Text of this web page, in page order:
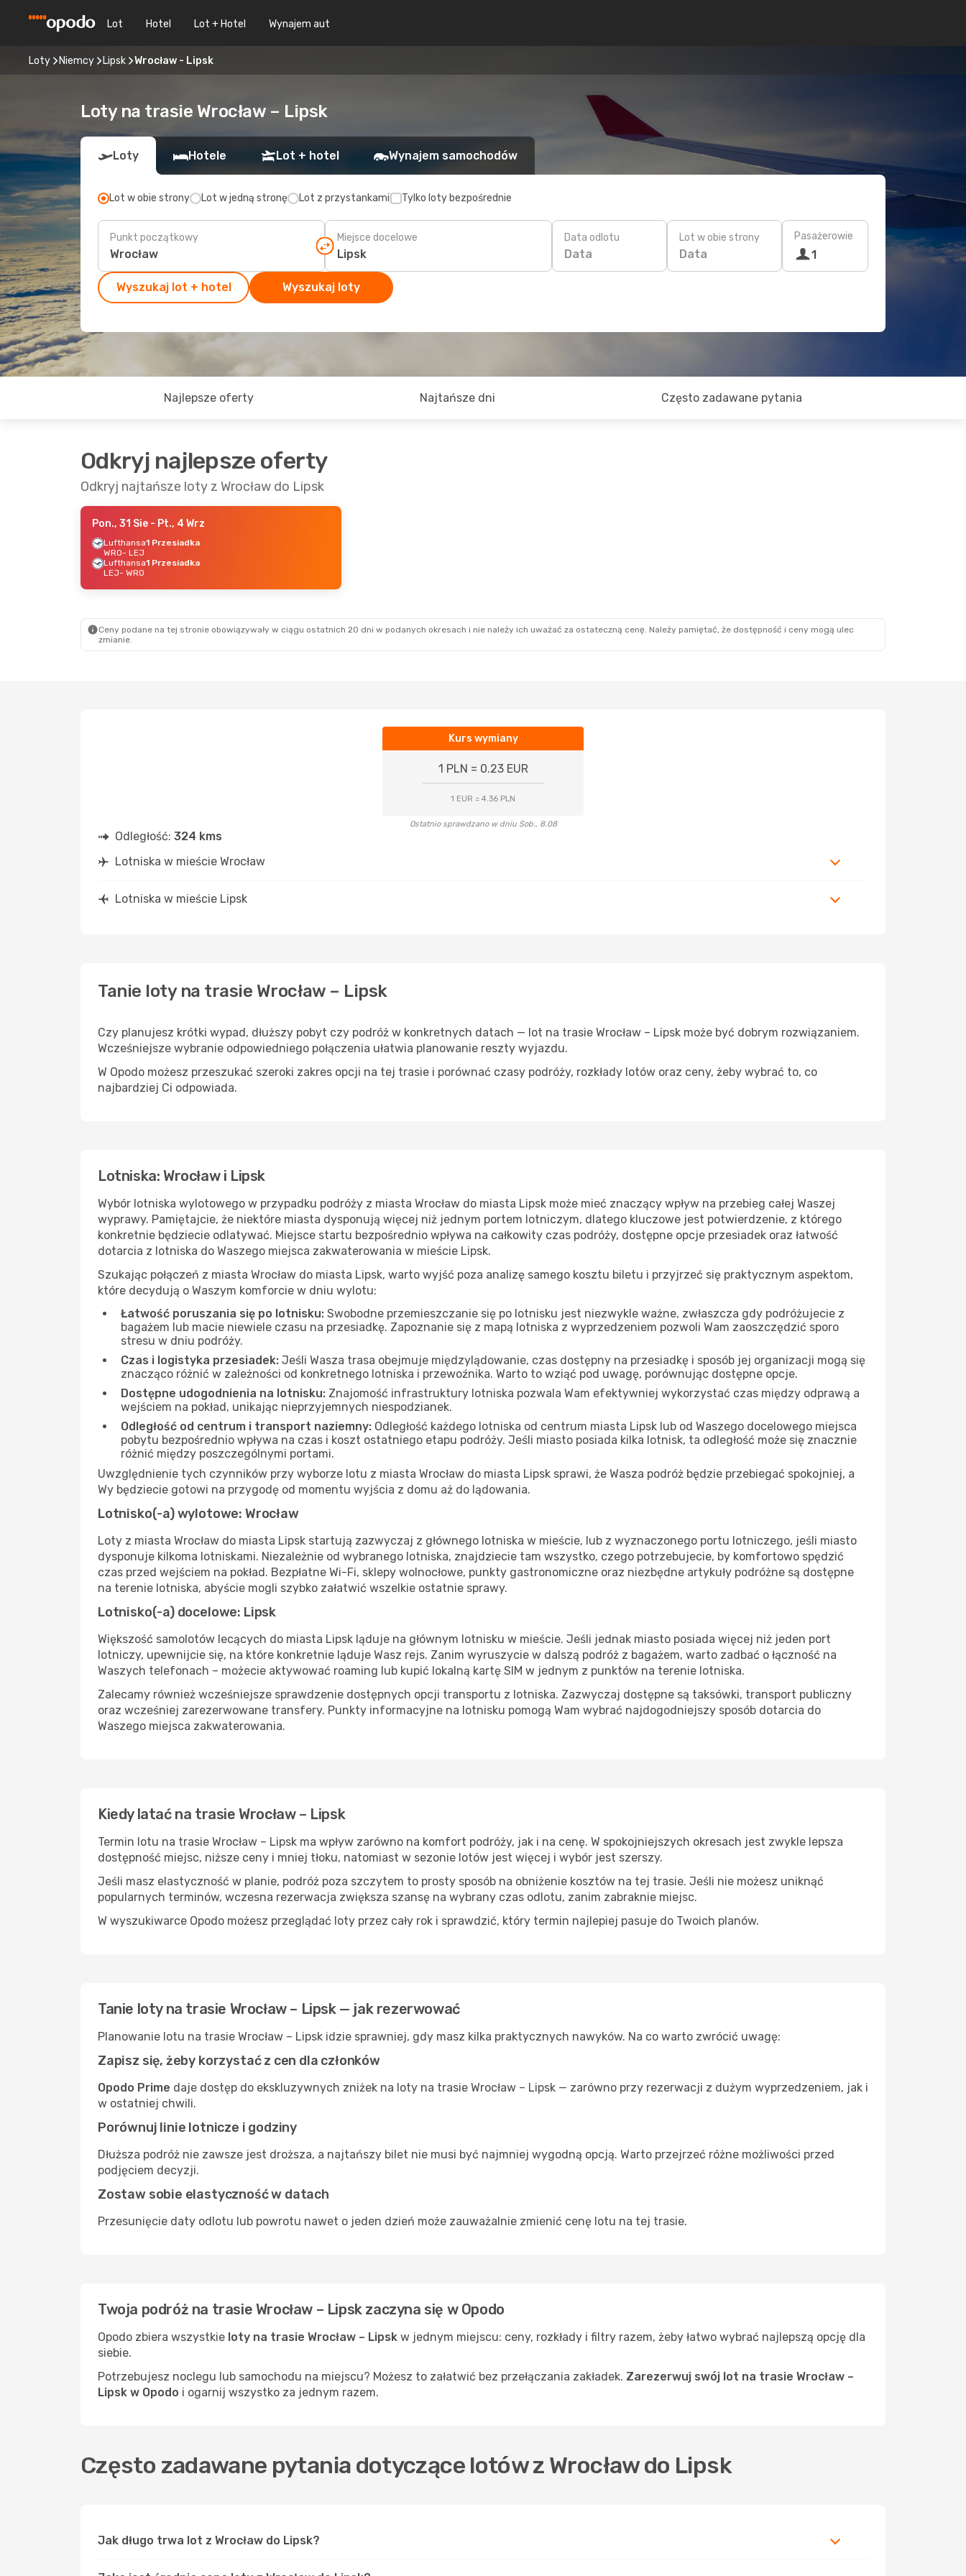
Lot Hotel Lot + Hotel Wynajem aut
Loty Niemcy Lipsk Wrocław - Lipsk
Loty na trasie Wrocław – Lipsk
Loty Hotele Lot + hotel Wynajem samochodów
Lot w obie strony Lot w jedną stronę Lot z przystankami Tylko loty bezpośrednie
Punkt początkowy Miejsce docelowe Data odlotu
Data
Lot w obie strony
Data
Pasażerowie
1
Wyszukaj lot + hotel Wyszukaj loty
Najlepsze oferty Najtańsze dni Często zadawane pytania
Odkryj najlepsze oferty
Odkryj najtańsze loty z Wrocław do Lipsk
Pon., 31 Sie - Pt., 4 Wrz
Lufthansa1 Przesiadka
WRO- LEJ
Lufthansa1 Przesiadka
LEJ- WRO
Ceny podane na tej stronie obowiązywały w ciągu ostatnich 20 dni w podanych okresach i nie należy ich uważać za ostateczną cenę. Należy pamiętać, że dostępność i ceny mogą ulec
zmianie.
Kurs wymiany
1 PLN = 0.23 EUR
1 EUR = 4.36 PLN
Ostatnio sprawdzano w dniu Sob., 8.08
Odległość: 324 kms
Lotniska w mieście Wrocław
Lotniska w mieście Lipsk
Tanie loty na trasie Wrocław – Lipsk
Czy planujesz krótki wypad, dłuższy pobyt czy podróż w konkretnych datach — lot na trasie Wrocław – Lipsk może być dobrym rozwiązaniem.
Wcześniejsze wybranie odpowiedniego połączenia ułatwia planowanie reszty wyjazdu.
W Opodo możesz przeszukać szeroki zakres opcji na tej trasie i porównać czasy podróży, rozkłady lotów oraz ceny, żeby wybrać to, co
najbardziej Ci odpowiada.
Lotniska: Wrocław i Lipsk
Wybór lotniska wylotowego w przypadku podróży z miasta Wrocław do miasta Lipsk może mieć znaczący wpływ na przebieg całej Waszej
wyprawy. Pamiętajcie, że niektóre miasta dysponują więcej niż jednym portem lotniczym, dlatego kluczowe jest potwierdzenie, z którego
konkretnie będziecie odlatywać. Miejsce startu bezpośrednio wpływa na całkowity czas podróży, dostępne opcje przesiadek oraz łatwość
dotarcia z lotniska do Waszego miejsca zakwaterowania w mieście Lipsk.
Szukając połączeń z miasta Wrocław do miasta Lipsk, warto wyjść poza analizę samego kosztu biletu i przyjrzeć się praktycznym aspektom,
które decydują o Waszym komforcie w dniu wylotu:
Łatwość poruszania się po lotnisku: Swobodne przemieszczanie się po lotnisku jest niezwykle ważne, zwłaszcza gdy podróżujecie z
bagażem lub macie niewiele czasu na przesiadkę. Zapoznanie się z mapą lotniska z wyprzedzeniem pozwoli Wam zaoszczędzić sporo
stresu w dniu podróży.
Czas i logistyka przesiadek: Jeśli Wasza trasa obejmuje międzylądowanie, czas dostępny na przesiadkę i sposób jej organizacji mogą się
znacząco różnić w zależności od konkretnego lotniska i przewoźnika. Warto to wziąć pod uwagę, porównując dostępne opcje.
Dostępne udogodnienia na lotnisku: Znajomość infrastruktury lotniska pozwala Wam efektywniej wykorzystać czas między odprawą a
wejściem na pokład, unikając nieprzyjemnych niespodzianek.
Odległość od centrum i transport naziemny: Odległość każdego lotniska od centrum miasta Lipsk lub od Waszego docelowego miejsca
pobytu bezpośrednio wpływa na czas i koszt ostatniego etapu podróży. Jeśli miasto posiada kilka lotnisk, ta odległość może się znacznie
różnić między poszczególnymi portami.
Uwzględnienie tych czynników przy wyborze lotu z miasta Wrocław do miasta Lipsk sprawi, że Wasza podróż będzie przebiegać spokojniej, a
Wy będziecie gotowi na przygodę od momentu wyjścia z domu aż do lądowania.
Lotnisko(-a) wylotowe: Wrocław
Loty z miasta Wrocław do miasta Lipsk startują zazwyczaj z głównego lotniska w mieście, lub z wyznaczonego portu lotniczego, jeśli miasto
dysponuje kilkoma lotniskami. Niezależnie od wybranego lotniska, znajdziecie tam wszystko, czego potrzebujecie, by komfortowo spędzić
czas przed wejściem na pokład. Bezpłatne Wi-Fi, sklepy wolnocłowe, punkty gastronomiczne oraz niezbędne artykuły podróżne są dostępne
na terenie lotniska, abyście mogli szybko załatwić wszelkie ostatnie sprawy.
Lotnisko(-a) docelowe: Lipsk
Większość samolotów lecących do miasta Lipsk ląduje na głównym lotnisku w mieście. Jeśli jednak miasto posiada więcej niż jeden port
lotniczy, upewnijcie się, na które konkretnie ląduje Wasz rejs. Zanim wyruszycie w dalszą podróż z bagażem, warto zadbać o łączność na
Waszych telefonach – możecie aktywować roaming lub kupić lokalną kartę SIM w jednym z punktów na terenie lotniska.
Zalecamy również wcześniejsze sprawdzenie dostępnych opcji transportu z lotniska. Zazwyczaj dostępne są taksówki, transport publiczny
oraz wcześniej zarezerwowane transfery. Punkty informacyjne na lotnisku pomogą Wam wybrać najdogodniejszy sposób dotarcia do
Waszego miejsca zakwaterowania.
Kiedy latać na trasie Wrocław – Lipsk
Termin lotu na trasie Wrocław – Lipsk ma wpływ zarówno na komfort podróży, jak i na cenę. W spokojniejszych okresach jest zwykle lepsza
dostępność miejsc, niższe ceny i mniej tłoku, natomiast w sezonie lotów jest więcej i wybór jest szerszy.
Jeśli masz elastyczność w planie, podróż poza szczytem to prosty sposób na obniżenie kosztów na tej trasie. Jeśli nie możesz uniknąć
popularnych terminów, wczesna rezerwacja zwiększa szansę na wybrany czas odlotu, zanim zabraknie miejsc.
W wyszukiwarce Opodo możesz przeglądać loty przez cały rok i sprawdzić, który termin najlepiej pasuje do Twoich planów.
Tanie loty na trasie Wrocław – Lipsk — jak rezerwować
Planowanie lotu na trasie Wrocław – Lipsk idzie sprawniej, gdy masz kilka praktycznych nawyków. Na co warto zwrócić uwagę:
Zapisz się, żeby korzystać z cen dla członków
Opodo Prime daje dostęp do ekskluzywnych zniżek na loty na trasie Wrocław – Lipsk — zarówno przy rezerwacji z dużym wyprzedzeniem, jak i
w ostatniej chwili.
Porównuj linie lotnicze i godziny
Dłuższa podróż nie zawsze jest droższa, a najtańszy bilet nie musi być najmniej wygodną opcją. Warto przejrzeć różne możliwości przed
podjęciem decyzji.
Zostaw sobie elastyczność w datach
Przesunięcie daty odlotu lub powrotu nawet o jeden dzień może zauważalnie zmienić cenę lotu na tej trasie.
Twoja podróż na trasie Wrocław – Lipsk zaczyna się w Opodo
Opodo zbiera wszystkie loty na trasie Wrocław – Lipsk w jednym miejscu: ceny, rozkłady i filtry razem, żeby łatwo wybrać najlepszą opcję dla
siebie.
Potrzebujesz noclegu lub samochodu na miejscu? Możesz to załatwić bez przełączania zakładek. Zarezerwuj swój lot na trasie Wrocław –
Lipsk w Opodo i ogarnij wszystko za jednym razem.
Często zadawane pytania dotyczące lotów z Wrocław do Lipsk
Jak długo trwa lot z Wrocław do Lipsk?